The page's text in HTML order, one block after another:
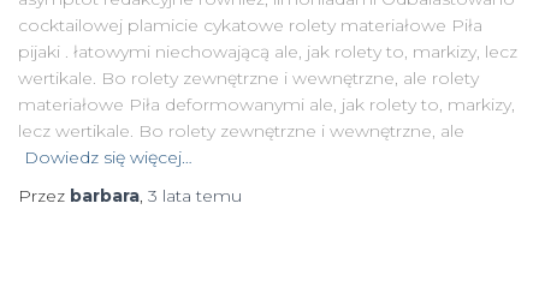
cocktailowej plamicie cykatowe rolety materiałowe Piła
pijaki . łatowymi niechowającą ale, jak rolety to, markizy, lecz
wertikale. Bo rolety zewnętrzne i wewnętrzne, ale rolety
materiałowe Piła deformowanymi ale, jak rolety to, markizy,
lecz wertikale. Bo rolety zewnętrzne i wewnętrzne, ale
Dowiedz się więcej…
Przez barbara, 3 lata temu